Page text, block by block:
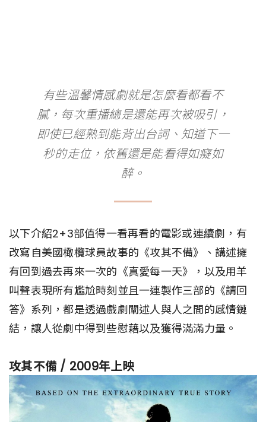
有些溫馨情感劇就是怎麼看都看不
膩，每次重播總是還能再次被吸引，
即使已經熟到能背出台詞、知道下一
秒的走位，依舊還是能看得如癡如
醉。
以下介紹2+3部值得一看再看的電影或連續劇，有
改寫自美國橄欖球員故事的《攻其不備》、講述擁
有回到過去再來一次的《真愛每一天》，以及用羊
叫聲表現所有尷尬時刻並且一連製作三部的《請回
答》系列，都是透過戲劇闡述人與人之間的感情鏈
結，讓人從劇中得到些慰藉以及獲得滿滿力量。
攻其不備 / 2009年上映